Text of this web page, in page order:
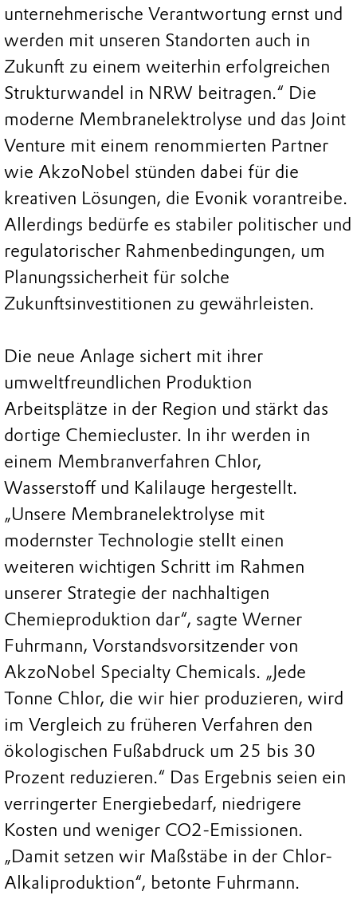
unternehmerische Verantwortung ernst und
werden mit unseren Standorten auch in
Zukunft zu einem weiterhin erfolgreichen
Strukturwandel in NRW beitragen.“ Die
moderne Membranelektrolyse und das Joint
Venture mit einem renommierten Partner
wie AkzoNobel stünden dabei für die
kreativen Lösungen, die Evonik vorantreibe.
Allerdings bedürfe es stabiler politischer und
regulatorischer Rahmenbedingungen, um
Planungssicherheit für solche
Zukunftsinvestitionen zu gewährleisten.
Die neue Anlage sichert mit ihrer
umweltfreundlichen Produktion
Arbeitsplätze in der Region und stärkt das
dortige Chemiecluster. In ihr werden in
einem Membranverfahren Chlor,
Wasserstoff und Kalilauge hergestellt.
„Unsere Membranelektrolyse mit
modernster Technologie stellt einen
weiteren wichtigen Schritt im Rahmen
unserer Strategie der nachhaltigen
Chemieproduktion dar“, sagte Werner
Fuhrmann, Vorstandsvorsitzender von
AkzoNobel Specialty Chemicals. „Jede
Tonne Chlor, die wir hier produzieren, wird
im Vergleich zu früheren Verfahren den
ökologischen Fußabdruck um 25 bis 30
Prozent reduzieren.“ Das Ergebnis seien ein
verringerter Energiebedarf, niedrigere
Kosten und weniger CO2-Emissionen.
„Damit setzen wir Maßstäbe in der Chlor-
Alkaliproduktion“, betonte Fuhrmann.